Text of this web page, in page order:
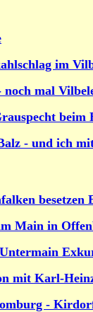
im
noch mal
beim
- und ich
besetzen
Main in
mit Karl-
-